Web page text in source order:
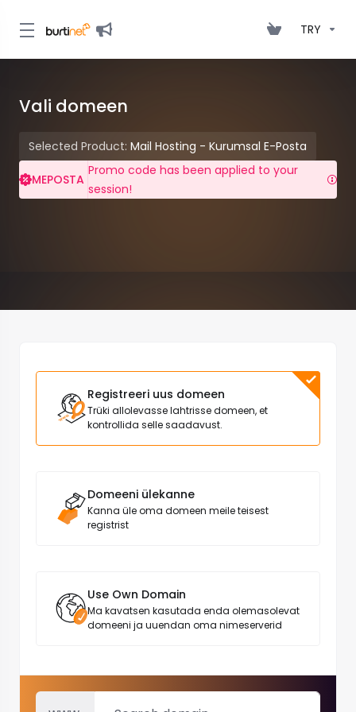
TRY
Vali domeen
Selected Product: Mail Hosting - Kurumsal E-Posta
MEPOSTA
Promo code has been applied to your
session!
Registreeri uus domeen
Trüki allolevasse lahtrisse domeen, et
kontrollida selle saadavust.
Domeeni ülekanne
Kanna üle oma domeen meile teisest
registrist
Use Own Domain
Ma kavatsen kasutada enda olemasolevat
domeeni ja uuendan oma nimeserverid